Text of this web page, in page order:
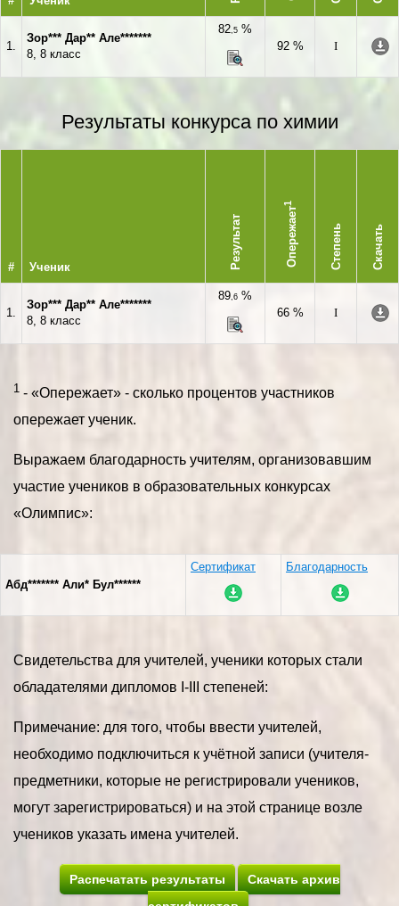
1.
Зор*** Дар** Але*******
8, 8 класс
82,5 %
92 %
I
Результаты конкурса по химии
# Ученик Результат Опережает
1
Степень Скачать
1.
Зор*** Дар** Але*******
8, 8 класс
89,6 %
66 %
I
1 - «Опережает» - сколько процентов участников
опережает ученик.
Выражаем благодарность учителям, организовавшим
участие учеников в образовательных конкурсах
«Олимпис»:
Абд******* Али* Бул******
Сертификат Благодарность
Свидетельства для учителей, ученики которых стали
обладателями дипломов I-III степеней:
Примечание: для того, чтобы ввести учителей,
необходимо подключиться к учётной записи (учителя-
предметники, которые не регистрировали учеников,
могут зарегистрироваться) и на этой странице возле
учеников указать имена учителей.
Распечатать результаты
Скачать архив